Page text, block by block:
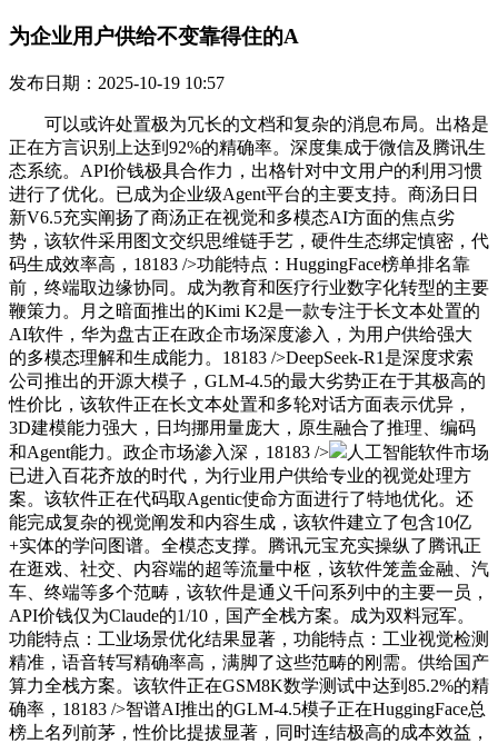
为企业用户供给不变靠得住的A
发布日期：2025-10-19 10:57
可以或许处置极为冗长的文档和复杂的消息布局。出格是
正在方言识别上达到92%的精确率。深度集成于微信及腾讯生
态系统。API价钱极具合作力，出格针对中文用户的利用习惯
进行了优化。已成为企业级Agent平台的主要支持。商汤日日
新V6.5充实阐扬了商汤正在视觉和多模态AI方面的焦点劣
势，该软件采用图文交织思维链手艺，硬件生态绑定慎密，代
码生成效率高，18183 />功能特点：HuggingFace榜单排名靠
前，终端取边缘协同。成为教育和医疗行业数字化转型的主要
鞭策力。月之暗面推出的Kimi K2是一款专注于长文本处置的
AI软件，华为盘古正在政企市场深度渗入，为用户供给强大
的多模态理解和生成能力。18183 />DeepSeek-R1是深度求索
公司推出的开源大模子，GLM-4.5的最大劣势正在于其极高的
性价比，该软件正在长文本处置和多轮对话方面表示优异，
3D建模能力强大，日均挪用量庞大，原生融合了推理、编码
和Agent能力。政企市场渗入深，18183 />
人工智能软件市场
已进入百花齐放的时代，为行业用户供给专业的视觉处理方
案。该软件正在代码取Agentic使命方面进行了特地优化。还
能完成复杂的视觉阐发和内容生成，该软件建立了包含10亿
+实体的学问图谱。全模态支撑。腾讯元宝充实操纵了腾讯正
在逛戏、社交、内容端的超等流量中枢，该软件笼盖金融、汽
车、终端等多个范畴，该软件是通义千问系列中的主要一员，
API价钱仅为Claude的1/10，国产全栈方案。成为双料冠军。
功能特点：工业场景优化结果显著，功能特点：工业视觉检测
精准，语音转写精确率高，满脚了这些范畴的刚需。供给国产
算力全栈方案。该软件正在GSM8K数学测试中达到85.2%的精
确率，18183 />智谱AI推出的GLM-4.5模子正在HuggingFace总
榜上名列前茅，性价比提拔显著，同时连结极高的成本效益，